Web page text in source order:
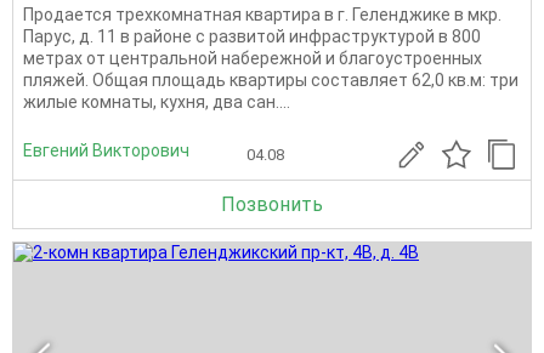
Продается трехкомнатная квартира в г. Геленджике в мкр.
Парус, д. 11 в районе с развитой инфраструктурой в 800
метрах от центральной набережной и благоустроенных
пляжей. Общая площадь квартиры составляет 62,0 кв.м: три
жилые комнаты, кухня, два сан....
Евгений Викторович 04.08
Позвонить